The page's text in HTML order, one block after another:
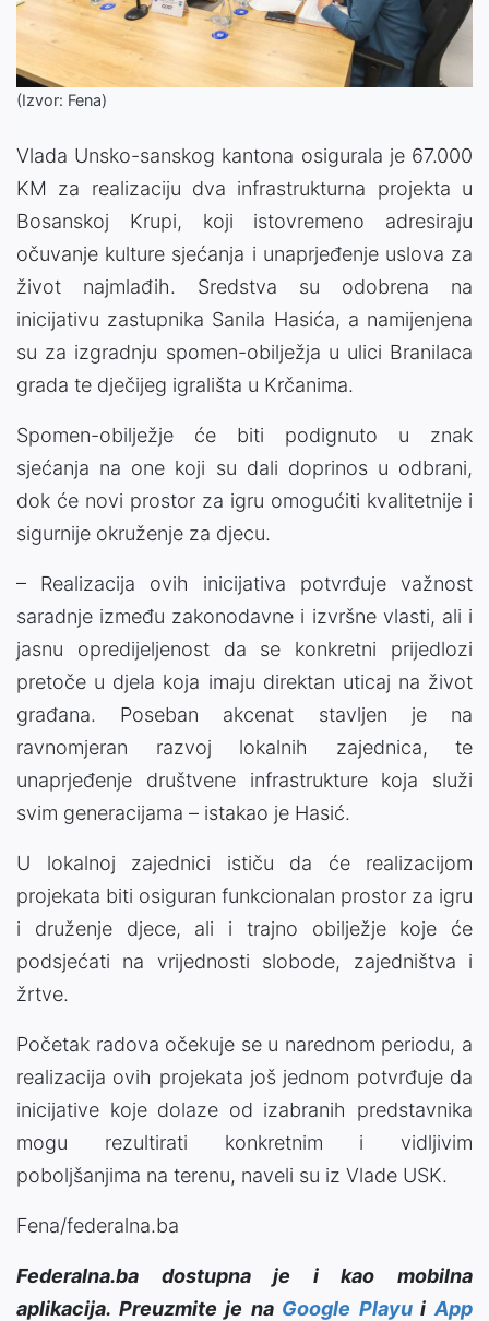
(Izvor: Fena)
Vlada Unsko-sanskog kantona osigurala je 67.000
KM za realizaciju dva infrastrukturna projekta u
Bosanskoj Krupi, koji istovremeno adresiraju
očuvanje kulture sjećanja i unaprjeđenje uslova za
život najmlađih. Sredstva su odobrena na
inicijativu zastupnika Sanila Hasića, a namijenjena
su za izgradnju spomen-obilježja u ulici Branilaca
grada te dječijeg igrališta u Krčanima.
Spomen-obilježje će biti podignuto u znak
sjećanja na one koji su dali doprinos u odbrani,
dok će novi prostor za igru omogućiti kvalitetnije i
sigurnije okruženje za djecu.
– Realizacija ovih inicijativa potvrđuje važnost
saradnje između zakonodavne i izvršne vlasti, ali i
jasnu opredijeljenost da se konkretni prijedlozi
pretoče u djela koja imaju direktan uticaj na život
građana. Poseban akcenat stavljen je na
ravnomjeran razvoj lokalnih zajednica, te
unaprjeđenje društvene infrastrukture koja služi
svim generacijama – istakao je Hasić.
U lokalnoj zajednici ističu da će realizacijom
projekata biti osiguran funkcionalan prostor za igru
i druženje djece, ali i trajno obilježje koje će
podsjećati na vrijednosti slobode, zajedništva i
žrtve.
Početak radova očekuje se u narednom periodu, a
realizacija ovih projekata još jednom potvrđuje da
inicijative koje dolaze od izabranih predstavnika
mogu rezultirati konkretnim i vidljivim
poboljšanjima na terenu, naveli su iz Vlade USK.
Fena/federalna.ba
Federalna.ba dostupna je i kao mobilna
aplikacija. Preuzmite je na Google PlayuiApp